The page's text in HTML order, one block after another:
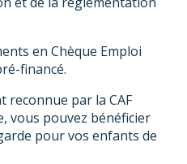
en Chèque Emploi
financé.
reconnue par la CAF
vous pouvez bénéficier
pour vos enfants de